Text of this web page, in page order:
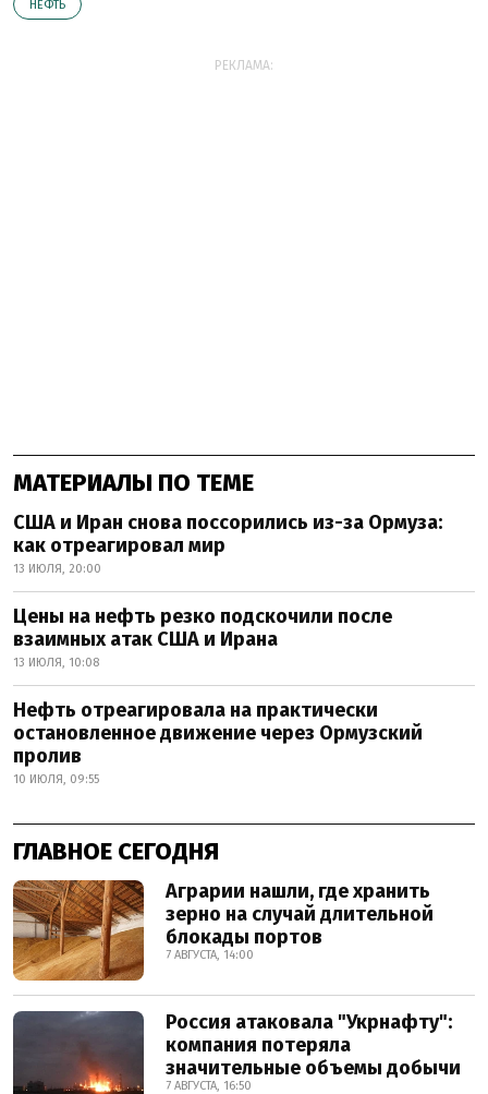
НЕФТЬ
РЕКЛАМА:
МАТЕРИАЛЫ ПО ТЕМЕ
США и Иран снова поссорились из-за Ормуза:
как отреагировал мир
13 ИЮЛЯ, 20:00
Цены на нефть резко подскочили после
взаимных атак США и Ирана
13 ИЮЛЯ, 10:08
Нефть отреагировала на практически
остановленное движение через Ормузский
пролив
10 ИЮЛЯ, 09:55
ГЛАВНОЕ СЕГОДНЯ
Аграрии нашли, где хранить
зерно на случай длительной
блокады портов
7 АВГУСТА, 14:00
Россия атаковала "Укрнафту":
компания потеряла
значительные объемы добычи
7 АВГУСТА, 16:50